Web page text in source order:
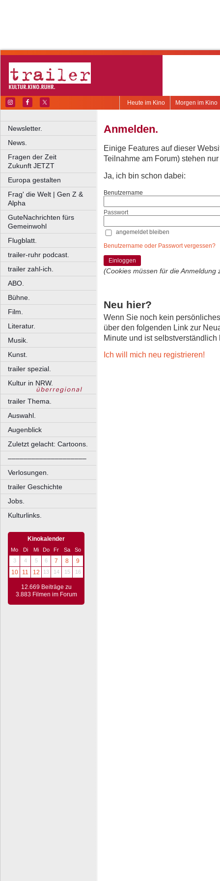
Morgen im Kino
Heute im Kino
Newsletter.
News.
Fragen der Zeit
Zukunft JETZT
Europa gestalten
Frag' die Welt | Gen Z &
Alpha
GuteNachrichten fürs
Gemeinwohl
Flugblatt.
trailer-ruhr podcast.
trailer zahl-ich.
ABO.
Bühne.
Film.
Literatur.
Musik.
Kunst.
trailer spezial.
Kultur in NRW.
trailer Thema.
Auswahl.
Augenblick
Zuletzt gelacht: Cartoons.
––––––––––––––––––––
Verlosungen.
trailer Geschichte
Jobs.
Kulturlinks.
Kinokalender
Mo Di Mi Do Fr Sa
So
3
4 5 6 7 8
9
10
11 12 13 14 15 16
12.669 Beiträge zu
3.883 Filmen im Forum
Anmelden.
Einige Features auf dieser
Teilnahme am Forum) stehen
Ja, ich bin schon dabei:
Benutzername
Passwort
angemeldet bleiben
Benutzername oder Passwort vergessen?
Einloggen
(Cookies müssen für die Anmeldung
Neu hier?
Wenn Sie noch kein
über den folgenden Link zur
Minute und ist selbstverständlich
Ich will mich neu registrieren!